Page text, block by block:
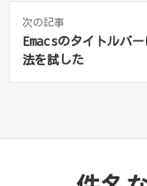
次の記事
Emacsのタイトルバ
法を試した